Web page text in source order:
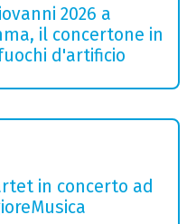
2026 a
il concertone in
d'artificio
in concerto ad